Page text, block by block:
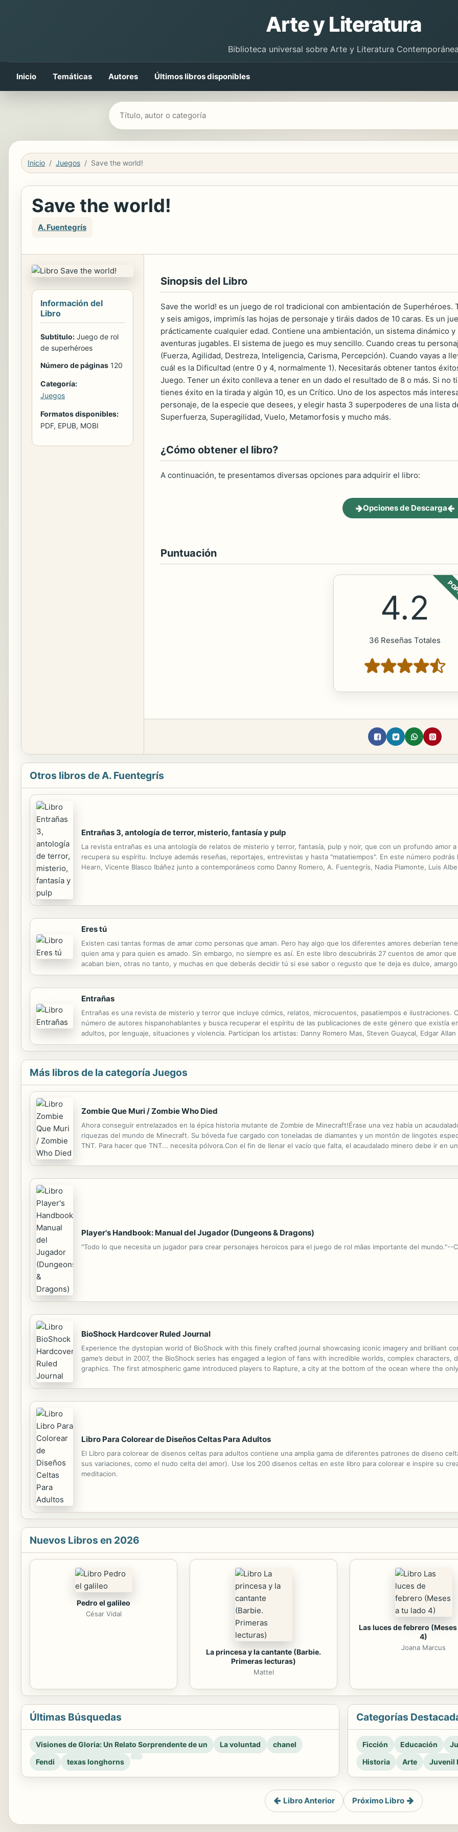
Arte y Literatura
Biblioteca universal sobre Arte y Literatura
Inicio Temáticas Autores Últimos libros disponibles
Buscar libros
Inicio Juegos Save the world!
Save the world!
A. Fuentegrís
Información del
Libro
Subtitulo: Juego de rol
de superhéroes
Número de páginas 120
Categoría:
Juegos
Formatos disponibles:
PDF, EPUB, MOBI
Sinopsis del Libro
Save the world! es un juego de rol tradicional con ambientación de
y seis amigos, imprimís las hojas de personaje y tiráis dados de 10 caras. Es un
prácticamente cualquier edad. Contiene una ambientación, un sistema dinámico
aventuras jugables. El sistema de juego es muy sencillo. Cuando creas tu
(Fuerza, Agilidad, Destreza, Inteligencia, Carisma, Percepción). Cuando vayas a
cuál es la Dificultad (entre 0 y 4, normalmente 1). Necesitarás obtener tantos
Juego. Tener un éxito conlleva a tener en un dado el resultado de 8 o más. Si no
tienes éxito en la tirada y algún 10, es un Crítico. Uno de los aspectos más
personaje, de la especie que desees, y elegir hasta 3 superpoderes de una lista
Superfuerza, Superagilidad, Vuelo, Metamorfosis y mucho más.
¿Cómo obtener el libro?
A continuación, te presentamos diversas opciones para adquirir el libro:
Opciones de Descarga
Puntuación
4.2
36 Reseñas Totales
Otros libros de A. Fuentegrís
Entrañas 3, antología de terror, misterio, fantasía y pulp
La revista entrañas es una antología de relatos de misterio y terror, fantasía, pulp y noir, que con un profundo amor
recupera su espíritu. Incluye además reseñas, reportajes, entrevistas y hasta "matatiempos". En este número
Hearn, Vicente Blasco Ibáñez junto a contemporáneos como Danny Romero, A. Fuentegrís, Nadia Piamonte, Luis
Eres tú
Existen casi tantas formas de amar como personas que aman. Pero hay algo que los diferentes amores deberían
quien ama y para quien es amado. Sin embargo, no siempre es así. En este libro descubrirás 27 cuentos de amor
acaban bien, otras no tanto, y muchas en que deberás decidir tú si ese sabor o regusto que te deja es dulce,
amor imposible, que desafían a la sociedad, la ética, la moral, pasiones que nos arrastran y decisiones que marcarán
Entrañas
Entrañas es una revista de misterio y terror que incluye cómics, relatos, microcuentos, pasatiempos e ilustraciones.
número de autores hispanohablantes y busca recuperar el espíritu de las publicaciones de este género que existía
adultos, por lenguaje, situaciones y violencia. Participan los artistas: Danny Romero Mas, Steven Guaycal, Edgar
Sosa, A. Fuentegrís, Dan Percov, Holye, Romel Rojas, Moisés Rocamora Escolano, Vicente Damián, Vicente Damián.
Más libros de la categoría Juegos
Zombie Que Muri / Zombie Who Died
Ahora conseguir entrelazados en la épica historia mutante de Zombie de Minecraft!Érase una vez había un
riquezas del mundo de Minecraft. Su bóveda fue cargado con toneladas de diamantes y un montón de lingotes
TNT. Para hacer que TNT... necesita pólvora.Con el fin de llenar el vacío que falta, el acaudalado minero debe ir en
Player's Handbook: Manual del Jugador (Dungeons & Dragons)
"Todo lo que necesita un jugador para crear personajes heroicos para el juego de rol mâas importante del mundo."--
BioShock Hardcover Ruled Journal
Experience the dystopian world of BioShock with this finely crafted journal showcasing iconic imagery and brilliant
game’s debut in 2007, the BioShock series has engaged a legion of fans with incredible worlds, complex characters,
graphics. The first atmospheric game introduced players to Rapture, a city at the bottom of the ocean where the
Libro Para Colorear de Diseños Celtas Para Adultos
El Libro para colorear de disenos celtas para adultos contiene una amplia gama de diferentes patrones de diseno
sus variaciones, como el nudo celta del amor). Use los 200 disenos celtas en este libro para colorear e inspire su
meditacion.
Nuevos Libros en 2026
Pedro el galileo
César Vidal
La princesa y la cantante (Barbie.
Primeras lecturas)
Mattel
Las luces de febrero
4)
Joana Marcus
Últimas Búsquedas
Visiones de Gloria: Un Relato Sorprendente de un La voluntad
chanel
Fendi
texas longhorns
Categorías
Ficción Educación
Historia
Arte Juvenil
Libro Anterior Próximo Libro